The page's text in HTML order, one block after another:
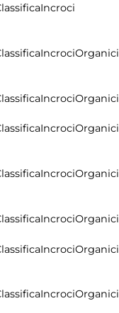
Incroci
IncrociOrganici
IncrociOrganici
IncrociOrganici
IncrociOrganici
IncrociOrganici
IncrociOrganici
IncrociOrganici